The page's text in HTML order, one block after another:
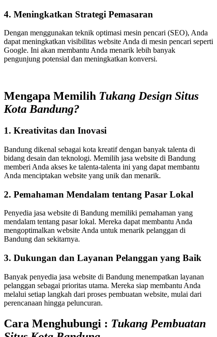
4. Meningkatkan Strategi Pemasaran
Dengan menggunakan teknik optimasi mesin pencari (SEO), Anda
dapat meningkatkan visibilitas website Anda di mesin pencari seperti
Google. Ini akan membantu Anda menarik lebih banyak
pengunjung potensial dan meningkatkan konversi.
Mengapa Memilih Tukang Design Situs
Kota Bandung?
1. Kreativitas dan Inovasi
Bandung dikenal sebagai kota kreatif dengan banyak talenta di
bidang desain dan teknologi. Memilih jasa website di Bandung
memberi Anda akses ke talenta-talenta ini yang dapat membantu
Anda menciptakan website yang unik dan menarik.
2. Pemahaman Mendalam tentang Pasar Lokal
Penyedia jasa website di Bandung memiliki pemahaman yang
mendalam tentang pasar lokal. Mereka dapat membantu Anda
mengoptimalkan website Anda untuk menarik pelanggan di
Bandung dan sekitarnya.
3. Dukungan dan Layanan Pelanggan yang Baik
Banyak penyedia jasa website di Bandung menempatkan layanan
pelanggan sebagai prioritas utama. Mereka siap membantu Anda
melalui setiap langkah dari proses pembuatan website, mulai dari
perencanaan hingga peluncuran.
Cara Menghubungi : Tukang Pembuatan